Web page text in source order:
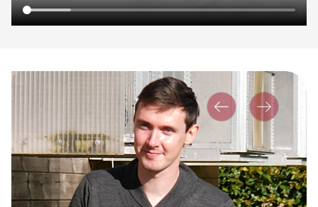
Vorher Nächstes